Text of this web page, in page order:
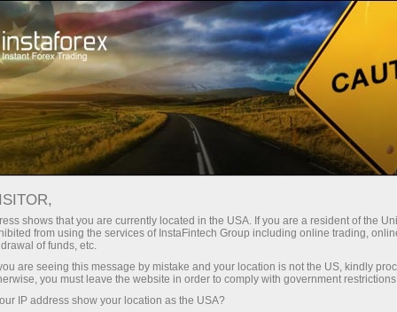
ट्रेडर्स के लिए ट्रेडिंग इंस्ट्रूमेंट्स SILVER
SILVER
63.58 (%) 07 Aug 2026 20:59
shows that you are currently located in the USA. If you are a resident of the
from using the services of InstaFintech Group including online trading,
of funds, etc.
are seeing this message by mistake and your location is not the US, kindly
you must leave the website in order to comply with government
IP address show your location as the USA?